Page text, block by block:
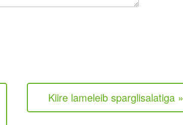
Kiire lameleib sparglisalatiga »